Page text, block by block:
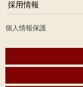
採用情報
個人情報保護